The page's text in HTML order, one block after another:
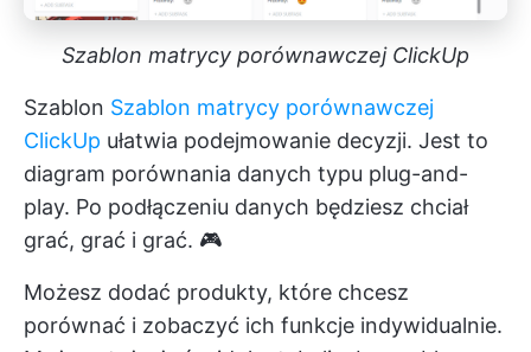
Szablon matrycy porównawczej ClickUp
Szablon Szablon matrycy porównawczej
ClickUp ułatwia podejmowanie decyzji. Jest to
diagram porównania danych typu plug-and-
play. Po podłączeniu danych będziesz chciał
grać, grać i grać. 🎮
Możesz dodać produkty, które chcesz
porównać i zobaczyć ich funkcje indywidualnie.